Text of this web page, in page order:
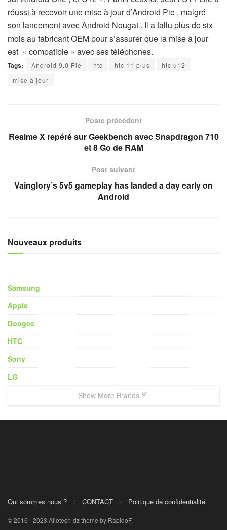
réussi à recevoir une mise à jour d’Android Pie , malgré
son lancement avec Android Nougat . Il a fallu plus de six
mois au fabricant OEM pour s’assurer que la mise à jour
est « compatible » avec ses téléphones.
Tags: Android 9.0 Pie htc htc 11 plus
htc u12
mise à jour
Poste précédent
Realme X repéré sur Geekbench avec Snapdragon 710
et 8 Go de RAM
Post suivant
Vainglory’s 5v5 gameplay has landed a day early on
Android
Nouveaux produits
Samsung
Apple
Doogee
HTC
Sony
LG
Show More Brands
Qui sommes nous ? CONTACT Politique de confidentialité
© 2016 - 2023 Allotech-dz theme by RapidoF.